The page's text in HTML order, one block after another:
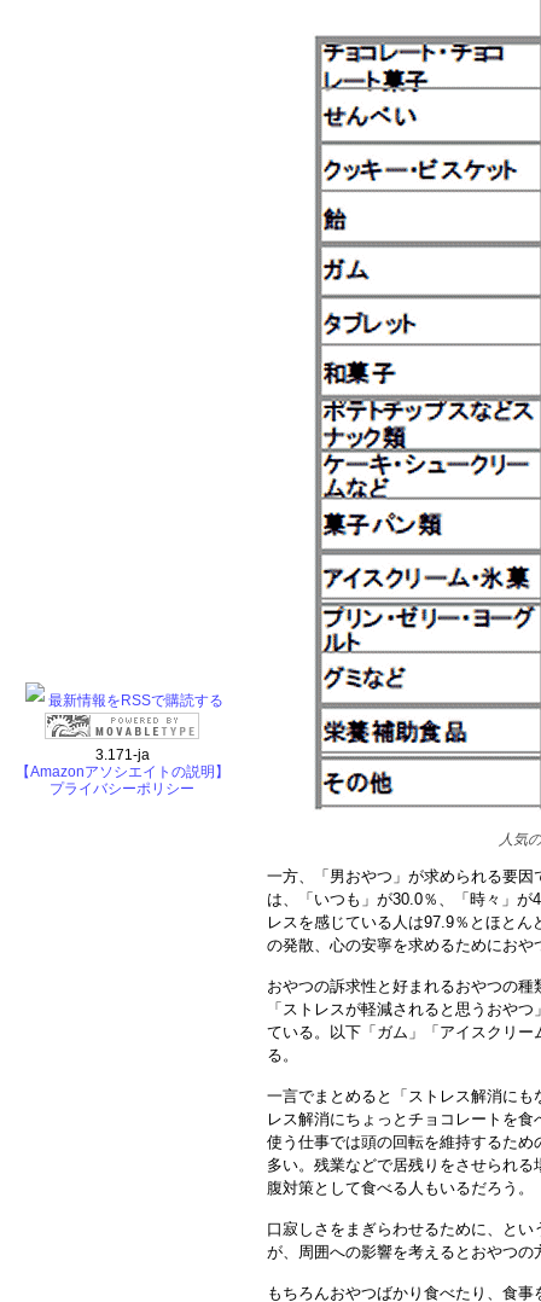
人気
一方、「男おやつ」が求められる要
は、「いつも」が30.0％、「時々」
レスを感じている人は97.9％とほと
の発散、心の安寧を求めるためにお
おやつの訴求性と好まれるおやつの
「ストレスが軽減されると思うおや
ている。以下「ガム」「アイスクリ
る。
一言でまとめると「ストレス解消に
レス解消にちょっとチョコレートを
使う仕事では頭の回転を維持するた
多い。残業などで居残りをさせられ
腹対策として食べる人もいるだろう。
口寂しさをまぎらわせるために、と
が、周囲への影響を考えるとおやつ
もちろんおやつばかり食べたり、食
最新情報をRSSで購読する
3.171-ja
【Amazonアソシエイトの説明】
プライバシーポリシー